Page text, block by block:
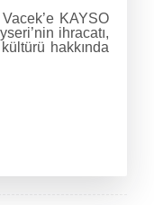
KAYSO
ihracatı,
hakkında